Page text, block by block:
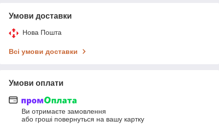
Умови доставки
Нова Пошта
Всі умови доставки
Умови оплати
Ви отримаєте замовлення
або гроші повернуться на вашу картку